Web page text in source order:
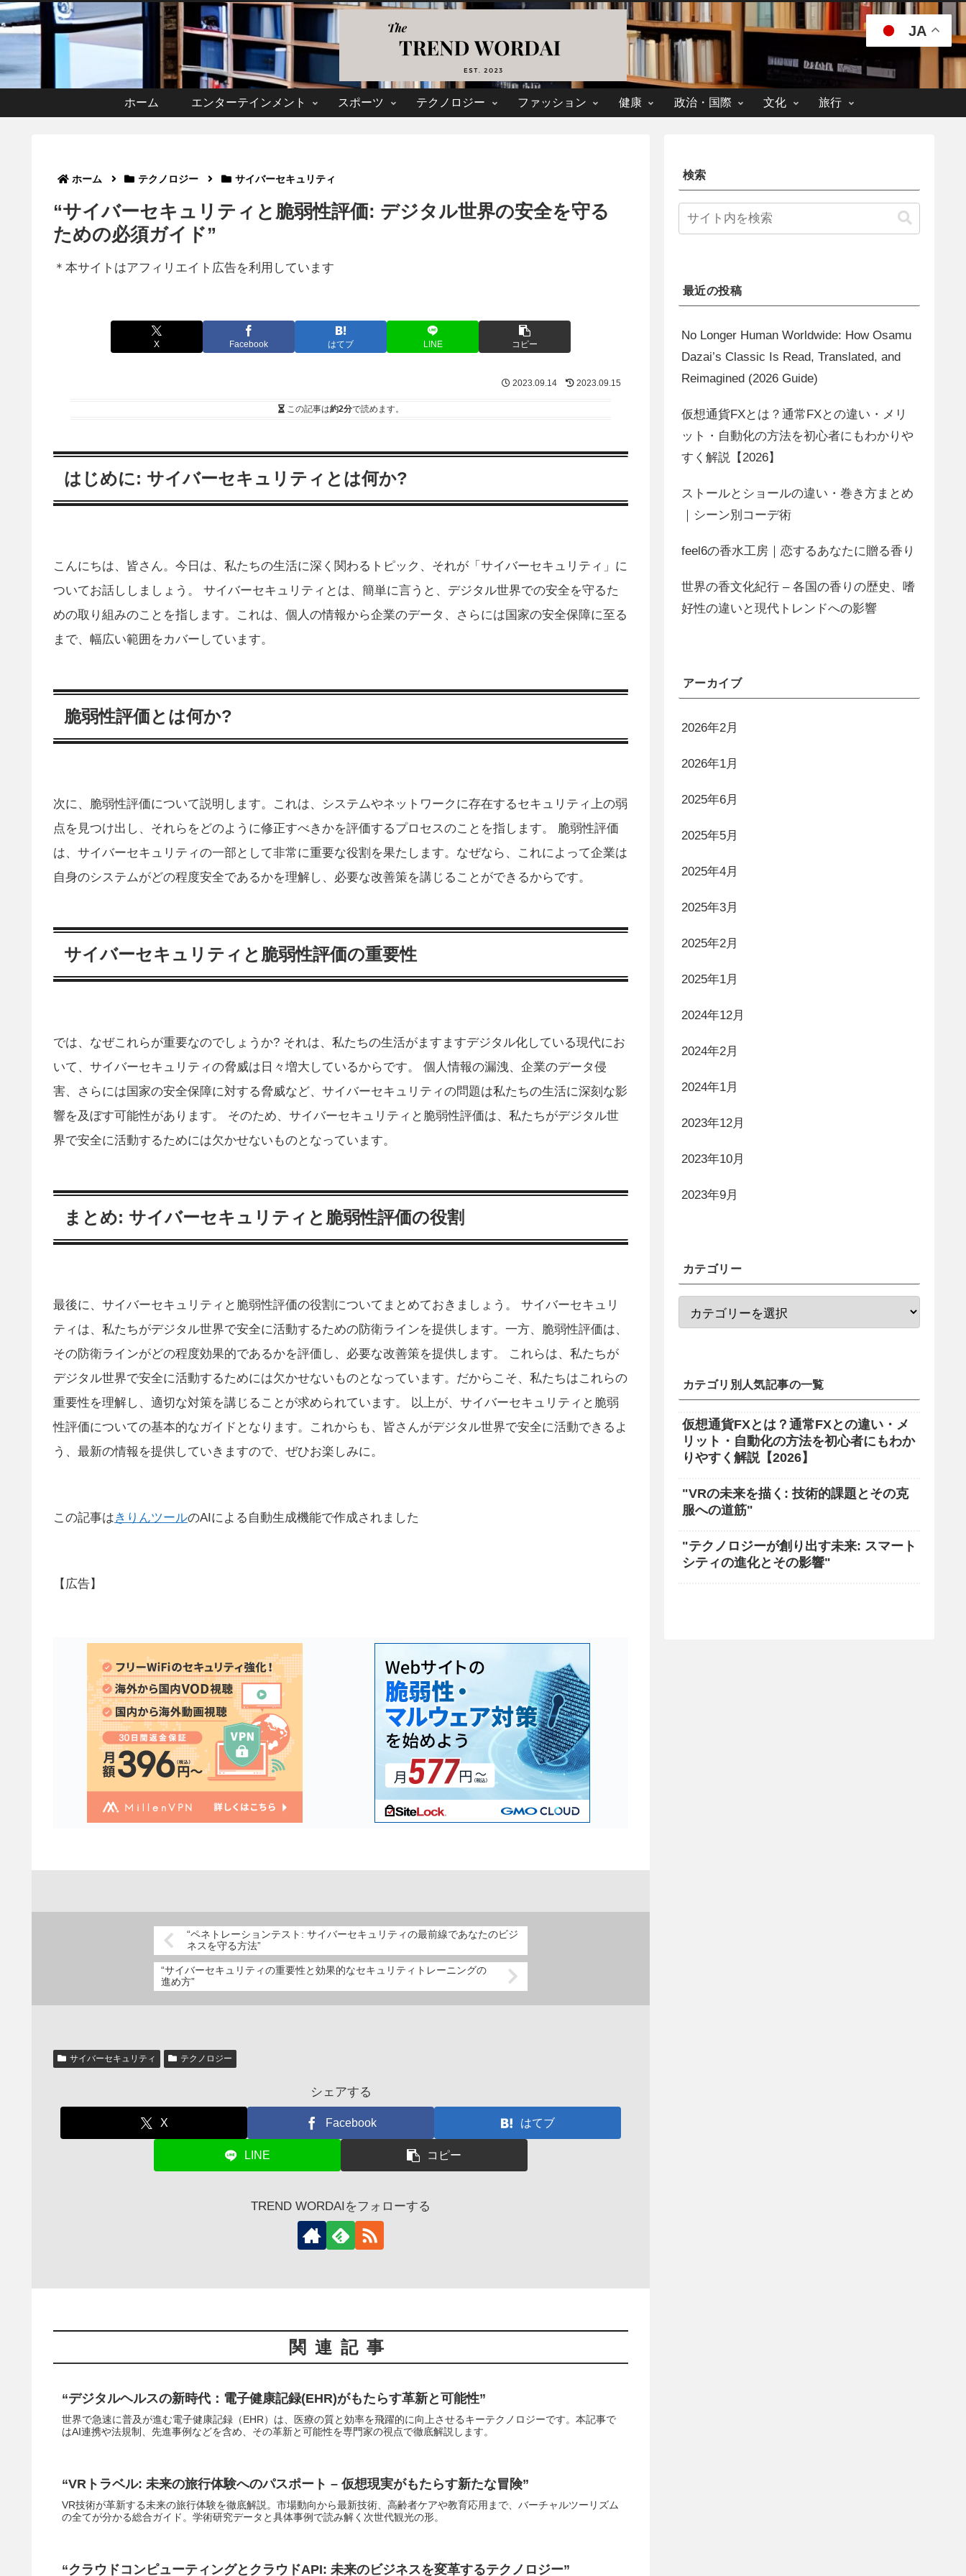
ホーム エンターテインメント スポーツ テクノロジー ファッション 健康 政治・国際 文化 旅行
ホーム テクノロジー サイバーセキュリティ
“サイバーセキュリティと脆弱性評価: デジタル世界の安全を守る
ための必須ガイド”
＊本サイトはアフィリエイト広告を利用しています
X Facebook はてブ LINE コピー
2023.09.14 2023.09.15
この記事は約2分で読めます。
はじめに: サイバーセキュリティとは何か?
こんにちは、皆さん。今日は、私たちの生活に深く関わるトピック、それが「サイバーセキュリティ」に
ついてお話ししましょう。 サイバーセキュリティとは、簡単に言うと、デジタル世界での安全を守るた
めの取り組みのことを指します。これは、個人の情報から企業のデータ、さらには国家の安全保障に至る
まで、幅広い範囲をカバーしています。
脆弱性評価とは何か?
次に、脆弱性評価について説明します。これは、システムやネットワークに存在するセキュリティ上の弱
点を見つけ出し、それらをどのように修正すべきかを評価するプロセスのことを指します。 脆弱性評価
は、サイバーセキュリティの一部として非常に重要な役割を果たします。なぜなら、これによって企業は
自身のシステムがどの程度安全であるかを理解し、必要な改善策を講じることができるからです。
サイバーセキュリティと脆弱性評価の重要性
では、なぜこれらが重要なのでしょうか? それは、私たちの生活がますますデジタル化している現代にお
いて、サイバーセキュリティの脅威は日々増大しているからです。 個人情報の漏洩、企業のデータ侵
害、さらには国家の安全保障に対する脅威など、サイバーセキュリティの問題は私たちの生活に深刻な影
響を及ぼす可能性があります。 そのため、サイバーセキュリティと脆弱性評価は、私たちがデジタル世
界で安全に活動するためには欠かせないものとなっています。
まとめ: サイバーセキュリティと脆弱性評価の役割
最後に、サイバーセキュリティと脆弱性評価の役割についてまとめておきましょう。 サイバーセキュリ
ティは、私たちがデジタル世界で安全に活動するための防衛ラインを提供します。一方、脆弱性評価は、
その防衛ラインがどの程度効果的であるかを評価し、必要な改善策を提供します。 これらは、私たちが
デジタル世界で安全に活動するためには欠かせないものとなっています。だからこそ、私たちはこれらの
重要性を理解し、適切な対策を講じることが求められています。 以上が、サイバーセキュリティと脆弱
性評価についての基本的なガイドとなります。これからも、皆さんがデジタル世界で安全に活動できるよ
う、最新の情報を提供していきますので、ぜひお楽しみに。
この記事はきりんツールのAIによる自動生成機能で作成されました
【広告】
“ペネトレーションテスト: サイバーセキュリティの最前線であなたのビジ
ネスを守る方法”
“サイバーセキュリティの重要性と効果的なセキュリティトレーニングの
進め方”
サイバーセキュリティ テクノロジー
シェアする
X Facebook はてブ
LINE コピー
TREND WORDAIをフォローする
関連記事
“デジタルヘルスの新時代：電子健康記録(EHR)がもたらす革新と可能性”
世界で急速に普及が進む電子健康記録（EHR）は、医療の質と効率を飛躍的に向上させるキーテクノロジーです。本記事で
はAI連携や法規制、先進事例などを含め、その革新と可能性を専門家の視点で徹底解説します。
“VRトラベル: 未来の旅行体験へのパスポート – 仮想現実がもたらす新たな冒険”
VR技術が革新する未来の旅行体験を徹底解説。市場動向から最新技術、高齢者ケアや教育応用まで、バーチャルツーリズム
の全てが分かる総合ガイド。学術研究データと具体事例で読み解く次世代観光の形。
“クラウドコンピューティングとクラウドAPI: 未来のビジネスを変革するテクノロジー”
検索
最近の投稿
No Longer Human Worldwide: How Osamu
Dazai’s Classic Is Read, Translated, and
Reimagined (2026 Guide)
仮想通貨FXとは？通常FXとの違い・メリ
ット・自動化の方法を初心者にもわかりや
すく解説【2026】
ストールとショールの違い・巻き方まとめ
｜シーン別コーデ術
feel6の香水工房｜恋するあなたに贈る香り
世界の香文化紀行 – 各国の香りの歴史、嗜
好性の違いと現代トレンドへの影響
アーカイブ
2026年2月
2026年1月
2025年6月
2025年5月
2025年4月
2025年3月
2025年2月
2025年1月
2024年12月
2024年2月
2024年1月
2023年12月
2023年10月
2023年9月
カテゴリー
カテゴリ別人気記事の一覧
仮想通貨FXとは？通常FXとの違い・メ
リット・自動化の方法を初心者にもわか
りやすく解説【2026】
"VRの未来を描く: 技術的課題とその克
服への道筋"
"テクノロジーが創り出す未来: スマート
シティの進化とその影響"
JA